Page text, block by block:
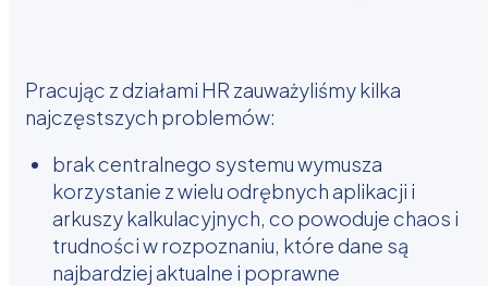
Pracując z działami HR zauważyliśmy kilka
najczęstszych problemów:
brak centralnego systemu wymusza
korzystanie z wielu odrębnych aplikacji i
arkuszy kalkulacyjnych, co powoduje chaos i
trudności w rozpoznaniu, które dane są
najbardziej aktualne i poprawne